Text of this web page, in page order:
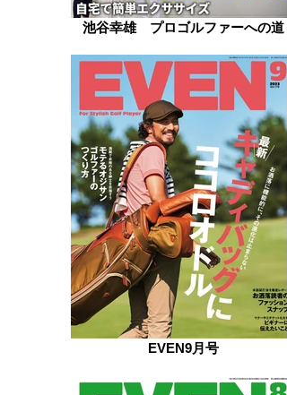
池谷幸雄 プロゴルファーへの道
EVEN9月号